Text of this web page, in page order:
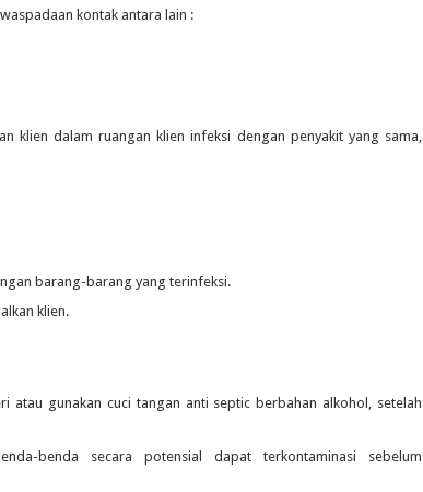
kontak antara lain :
klien dalam ruangan klien infeksi dengan penyakit yang sama,
barang-barang yang terinfeksi.
klien.
atau gunakan cuci tangan anti septic berbahan alkohol, setelah
benda secara potensial dapat terkontaminasi sebelum